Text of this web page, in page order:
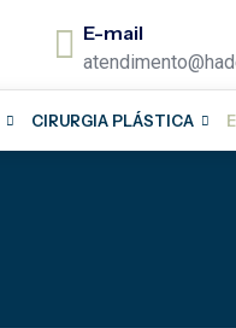
E-mail
CIRURGIA PLÁSTICA